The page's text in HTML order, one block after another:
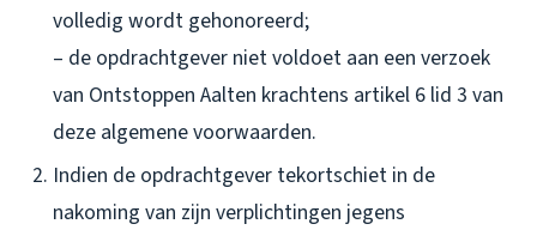
volledig wordt gehonoreerd;
– de opdrachtgever niet voldoet aan een verzoek
van Ontstoppen Aalten krachtens artikel 6 lid 3 van
deze algemene voorwaarden.
Indien de opdrachtgever tekortschiet in de
nakoming van zijn verplichtingen jegens